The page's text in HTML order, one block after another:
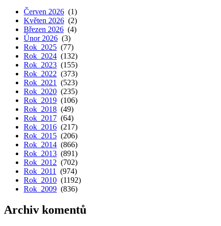
Červen 2026 (1)
Květen 2026 (2)
Březen 2026 (4)
Únor 2026 (3)
Rok 2025 (77)
Rok 2024 (132)
Rok 2023 (155)
Rok 2022 (373)
Rok 2021
(523)
Rok 2020 (235)
Rok 2019 (106)
Rok 2018 (49)
Rok 2017 (64)
Rok 2016 (217)
Rok 2015 (206)
Rok 2014 (866)
Rok 2013 (891)
Rok 2012 (702)
Rok 2011
(974)
Rok 2010 (1192)
Rok 2009 (836)
Archiv komentů